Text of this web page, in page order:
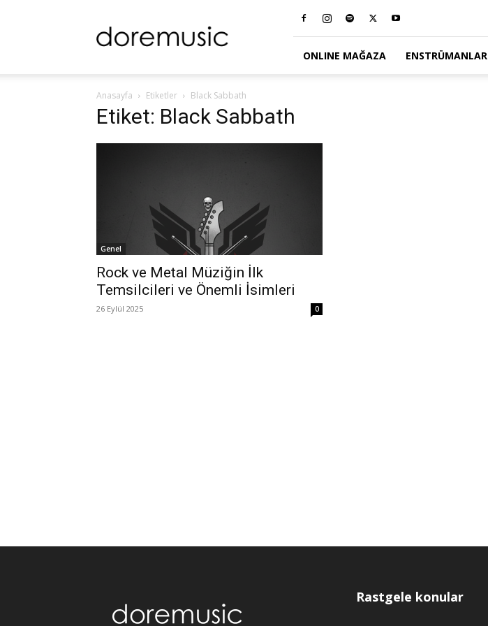
Blog
ONLINE MAĞAZA ENSTRÜMANLAR
Anasayfa Etiketler Black Sabbath
Etiket: Black Sabbath
Genel
Rock ve Metal Müziğin İlk
Temsilcileri ve Önemli İsimleri
26 Eylül 2025 0
Rastgele konular